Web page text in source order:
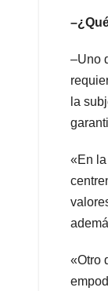
–Uno
la
«En
«Otro